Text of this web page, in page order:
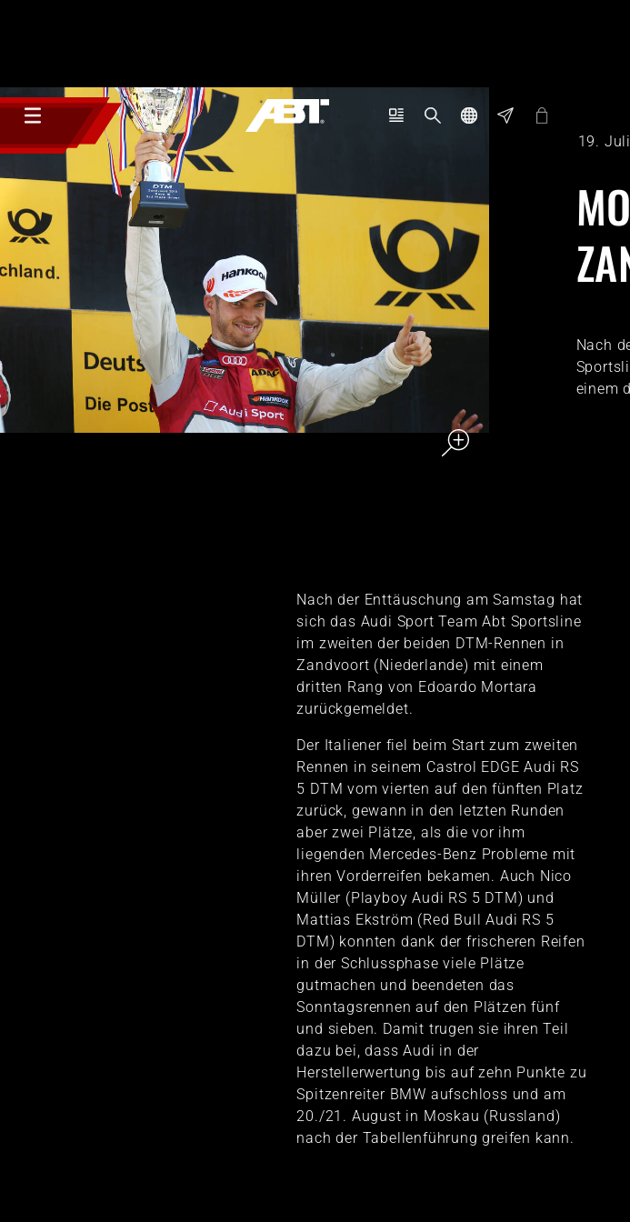
19.
Nach
einem
Nach der Enttäuschung am Samstag hat
sich das Audi Sport Team Abt Sportsline
im zweiten der beiden DTM-Rennen in
Zandvoort (Niederlande) mit einem
dritten Rang von Edoardo Mortara
zurückgemeldet.
Der Italiener fiel beim Start zum zweiten
Rennen in seinem Castrol EDGE Audi RS
5 DTM vom vierten auf den fünften Platz
zurück, gewann in den letzten Runden
aber zwei Plätze, als die vor ihm
liegenden Mercedes-Benz Probleme mit
ihren Vorderreifen bekamen. Auch Nico
Müller (Playboy Audi RS 5 DTM) und
Mattias Ekström (Red Bull Audi RS 5
DTM) konnten dank der frischeren Reifen
in der Schlussphase viele Plätze
gutmachen und beendeten das
Sonntagsrennen auf den Plätzen fünf
und sieben. Damit trugen sie ihren Teil
dazu bei, dass Audi in der
Herstellerwertung bis auf zehn Punkte zu
Spitzenreiter BMW aufschloss und am
20./21. August in Moskau (Russland)
nach der Tabellenführung greifen kann.